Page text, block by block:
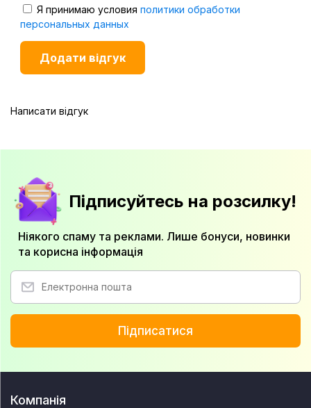
Я принимаю условия политики обработки
персональных данных
Написати відгук
Підписуйтесь на розсилку!
Ніякого спаму та реклами. Лише бонуси, новинки
та корисна інформація
Підписатися
Компанія